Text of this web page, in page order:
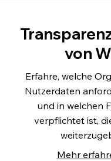
von
Erfahre, welche
Nutzerdaten
und in welchen
verpflichtet ist,
Mehr